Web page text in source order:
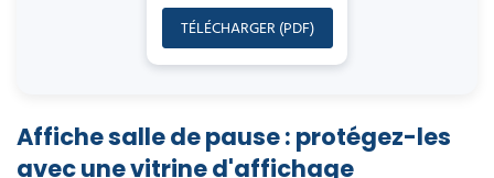
TÉLÉCHARGER (PDF)
Affiche salle de pause : protégez-les
avec une vitrine d'affichage